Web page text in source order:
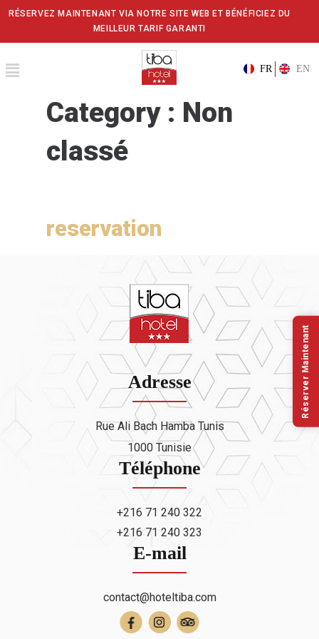
RÉSERVEZ MAINTENANT VIA NOTRE SITE WEB ET BÉNÉFICIEZ DU
MEILLEUR TARIF GARANTI
FR EN
Category : Non
classé
reservation
Adresse
Rue Ali Bach Hamba Tunis
1000 Tunisie
Téléphone
+216 71 240 322
+216 71 240 323
E-mail
contact@hoteltiba.com
Réserver Maintenant